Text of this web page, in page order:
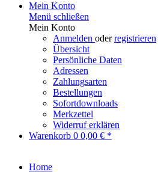
Mein Konto
Menü schließen
Mein Konto
Anmelden oderregistrieren
Übersicht
Persönliche Daten
Adressen
Zahlungsarten
Bestellungen
Sofortdownloads
Merkzettel
Widerruf erklären
Warenkorb 0 0,00 € *
Home